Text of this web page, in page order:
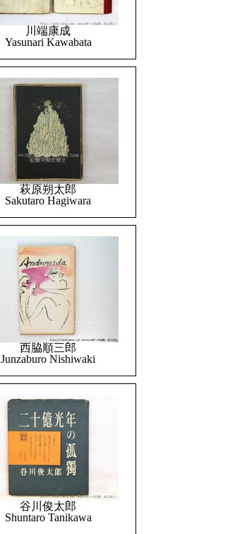
川端康成
Yasunari Kawabata
萩原朔太郎
Sakutaro Hagiwara
西脇順三郎
Junzaburo Nishiwaki
谷川俊太郎
Shuntaro Tanikawa